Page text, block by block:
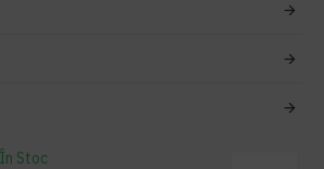
În Stoc